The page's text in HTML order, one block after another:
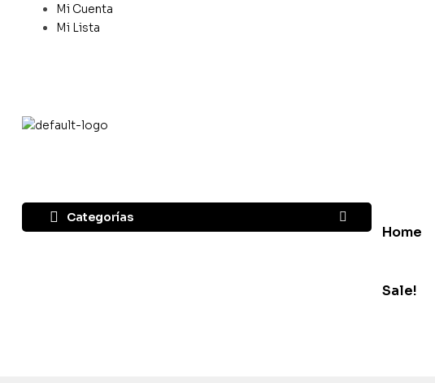
Mi Cuenta
Mi Lista
Categorías
Home
Sale!